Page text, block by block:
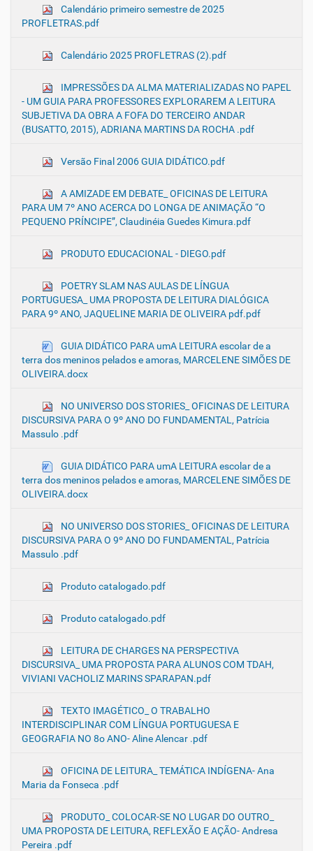
Calendário primeiro semestre de 2025
PROFLETRAS.pdf
Calendário 2025 PROFLETRAS (2).pdf
IMPRESSÕES DA ALMA MATERIALIZADAS NO PAPEL
- UM GUIA PARA PROFESSORES EXPLORAREM A LEITURA
SUBJETIVA DA OBRA A FOFA DO TERCEIRO ANDAR
(BUSATTO, 2015), ADRIANA MARTINS DA ROCHA .pdf
Versão Final 2006 GUIA DIDÁTICO.pdf
A AMIZADE EM DEBATE_ OFICINAS DE LEITURA
PARA UM 7º ANO ACERCA DO LONGA DE ANIMAÇÃO “O
PEQUENO PRÍNCIPE”, Claudinéia Guedes Kimura.pdf
PRODUTO EDUCACIONAL - DIEGO.pdf
POETRY SLAM NAS AULAS DE LÍNGUA
PORTUGUESA_ UMA PROPOSTA DE LEITURA DIALÓGICA
PARA 9º ANO, JAQUELINE MARIA DE OLIVEIRA pdf.pdf
GUIA DIDÁTICO PARA umA LEITURA escolar de a
terra dos meninos pelados e amoras, MARCELENE SIMÕES DE
OLIVEIRA.docx
NO UNIVERSO DOS STORIES_ OFICINAS DE LEITURA
DISCURSIVA PARA O 9º ANO DO FUNDAMENTAL, Patrícia
Massulo .pdf
GUIA DIDÁTICO PARA umA LEITURA escolar de a
terra dos meninos pelados e amoras, MARCELENE SIMÕES DE
OLIVEIRA.docx
NO UNIVERSO DOS STORIES_ OFICINAS DE LEITURA
DISCURSIVA PARA O 9º ANO DO FUNDAMENTAL, Patrícia
Massulo .pdf
Produto catalogado.pdf
Produto catalogado.pdf
LEITURA DE CHARGES NA PERSPECTIVA
DISCURSIVA_ UMA PROPOSTA PARA ALUNOS COM TDAH,
VIVIANI VACHOLIZ MARINS SPARAPAN.pdf
TEXTO IMAGÉTICO_ O TRABALHO
INTERDISCIPLINAR COM LÍNGUA PORTUGUESA E
GEOGRAFIA NO 8o ANO- Aline Alencar .pdf
OFICINA DE LEITURA_ TEMÁTICA INDÍGENA- Ana
Maria da Fonseca .pdf
PRODUTO_ COLOCAR-SE NO LUGAR DO OUTRO_
UMA PROPOSTA DE LEITURA, REFLEXÃO E AÇÃO- Andresa
Pereira .pdf